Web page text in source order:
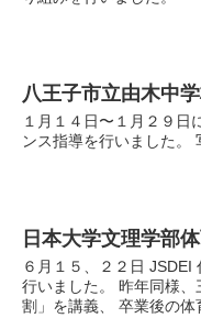
八王子市立由木中
１月１４日〜１月２９日
ンス指導を行いました。
日本大学文理学部
６月１５、２２日
行いました。 昨年同様
割」を講義、 卒業後の体